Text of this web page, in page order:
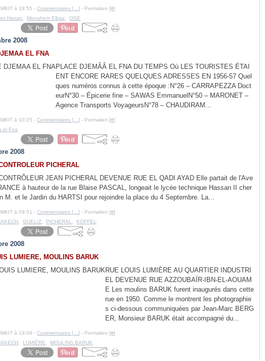
à 19:55 -Commentaires [ …] - Permalien [#]
Hazan Menahem Elbaz ,OSE
2008
EL FNA
PLACE DJEMÂÂ EL FNA DU TEMPS Où LES TOURISTES ÉTAI
ENT ENCORE RARES QUELQUES ADRESSES EN 1956-57 Quel
ques numéros connus à cette époque :N°26 – CARRAPEZZA Doct
eurN°30 – Épicerie fine – SAWAS EmmanuelN°50 – MARONET –
Agence Transports VoyageursN°78 – CHAUDIRAM...
à 10:25 -Commentaires [ …] - Permalien [#]
el Fna
2008
PICHERAL
JEAN PICHERAL DEVENUE RUE EL QADI AYAD Elle partait de l'Ave
à hauteur de la rue Blaise PASCAL, longeait le lycée technique Hassan II cher
M. et le Jardin du HARTSI pour rejoindre la place du 4 Septembre. La...
à 09:51 -Commentaires [ …] - Permalien [#]
,GUELIZ PICHERAL KOFFEL
2008
LUMIERE, MOULINS BARUK
RUE LOUIS LUMIÈRE AU QUARTIER INDUSTRI
EL DEVENUE RUE AZZOUBAÏR-IBN-EL-AOUAM
E Les moulins BARUK furent inaugurés dans cette
rue en 1950. Comme le montrent les photographie
s ci-dessous communiquées par Jean-Marc BERG
ER, Monsieur BARUK était accompagné du...
à 19:09 -Commentaires [ …] - Permalien [#]
LUMIÈRE MOULINS BARUK